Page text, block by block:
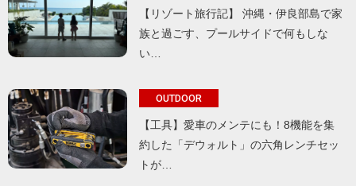
【リゾート旅行記】 沖縄・伊良部島で家
族と過ごす、プールサイドで何もしな
い…
OUTDOOR
【工具】愛車のメンテにも！8機能を集
約した「デウォルト」の六角レンチセッ
トが…